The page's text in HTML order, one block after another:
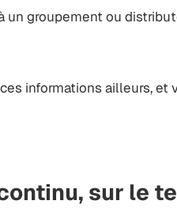
un groupement ou
informations ailleurs, et
sur le